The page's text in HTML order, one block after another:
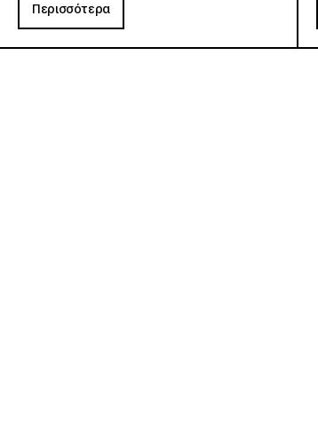
Περισσότερα